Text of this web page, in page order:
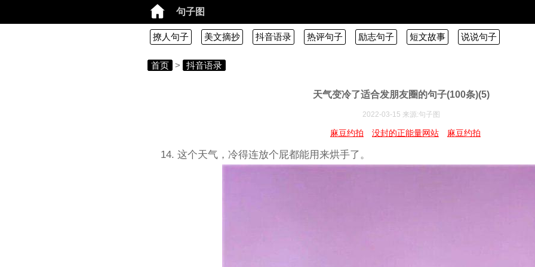
句子图
撩人句子 美文摘抄 抖音语录 热评句子 励志句子 短文故事 说说句子
首页 > 抖音语录
天气变冷了适合发朋友圈的句子(100条)(5)
2022-03-15 来源:句子图
麻豆约拍 没封的正能量网站 麻豆约拍
14. 这个天气，冷得连放个屁都能用来烘手了。